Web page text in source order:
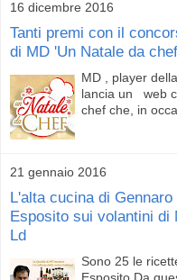
16 dicembre 2016
Tanti premi con il
di MD 'Un Natale da
MD , player
lancia un web
chef che, in
21 gennaio 2016
L'alta cucina di Gennaro
Esposito sui volantini di
Ld
Sono 25 le